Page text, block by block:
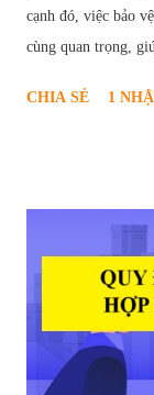
cạnh đó, việc bảo
cùng quan trọng,
thành một điều
và toàn diện về
Khi nào được giữ
Tiền Bảo Hành
một phần giá trị
sau khi công trình
"cam kết" từ phía
CHIA SẺ 1